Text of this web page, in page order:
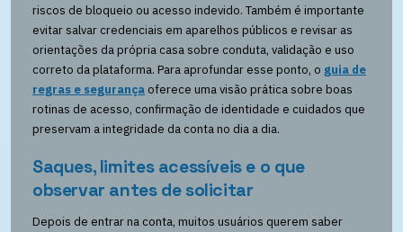
riscos de bloqueio ou acesso indevido. Também é importante
evitar salvar credenciais em aparelhos públicos e revisar as
orientações da própria casa sobre conduta, validação e uso
correto da plataforma. Para aprofundar esse ponto, o guia de
regras e segurança oferece uma visão prática sobre boas
rotinas de acesso, confirmação de identidade e cuidados que
preservam a integridade da conta no dia a dia.
Saques, limites acessíveis e o que
observar antes de solicitar
Depois de entrar na conta, muitos usuários querem saber